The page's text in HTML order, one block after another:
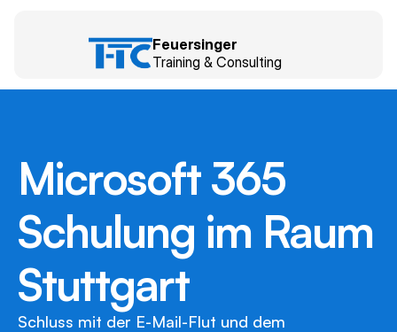
Feuersinger
Training & Consulting
Weiteres
Alle Trainings
Automatisierung
Seminarfinder
Firmenschulungen
Microsoft 365
Schulung im Raum
Stuttgart
Schluss mit der E-Mail-Flut und dem